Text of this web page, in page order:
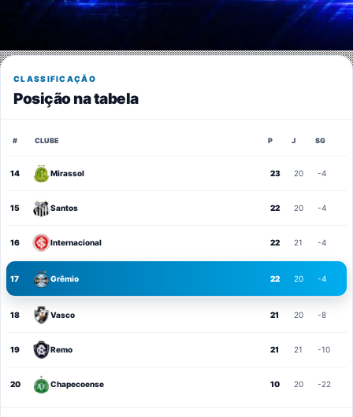
CLASSIFICAÇÃO
Posição na tabela
# CLUBE P J SG
14 Mirassol 23 20 -4
15 Santos 22 20 -4
16 Internacional 22 21 -4
17 Grêmio 22 20 -4
18 Vasco 21 20 -8
19 Remo 21 21 -10
20 Chapecoense 10 20 -22